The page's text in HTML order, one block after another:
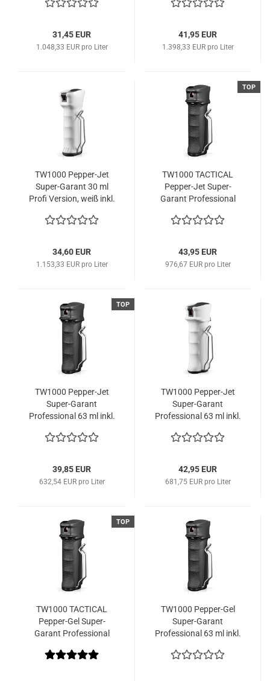
Patrone
31,45 EUR
1.048,33 EUR pro Liter
41,95 EUR
1.398,33 EUR pro Liter
TW1000 Pepper-Jet
Super-Garant 30 ml
Profi Version, weiß inkl.
34,60 EUR
1.153,33 EUR pro Liter
TOP
TW1000 TACTICAL
Pepper-Jet Super-
Garant Professional
43,95 EUR
976,67 EUR pro Liter
TOP
TW1000 Pepper-Jet
Super-Garant
Professional 63 ml inkl.
Patrone
39,85 EUR
632,54 EUR pro Liter
TW1000 Pepper-Jet
Super-Garant
Professional 63 ml inkl.
Patrone in Sonderfarbe
42,95 EUR
681,75 EUR pro Liter
TOP
TW1000 TACTICAL
Pepper-Gel Super-
Garant Professional
TW1000 Pepper-Gel
Super-Garant
Professional 63 ml inkl.
Patrone